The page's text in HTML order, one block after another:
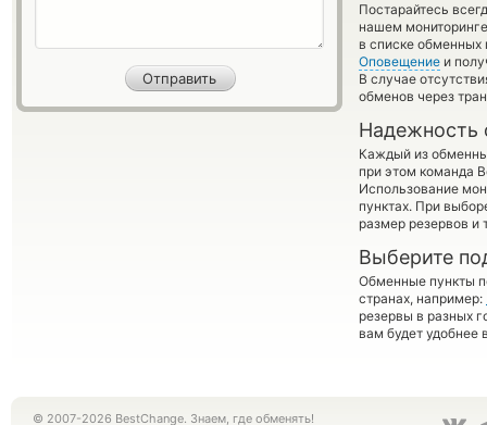
Постарайтесь
нашем
в списке обменных
Оповещение и
В случае
обменов через
Надежность
Каждый из
при этом команда
Использование
пунктах. При
размер резервов и
Выберите
Обменные пункты
странах, например:
резервы в разных
вам будет удобнее
© 2007-2026 BestChange. Знаем, где обменять!